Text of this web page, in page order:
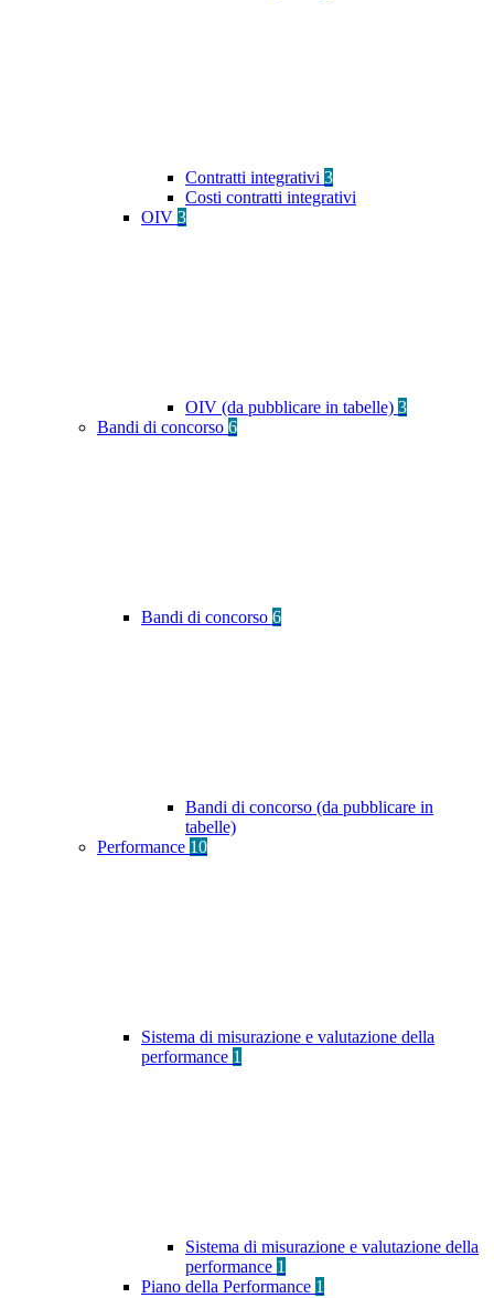
Contratti integrativi 3
Costi contratti integrativi
OIV 3
OIV (da pubblicare in tabelle) 3
Bandi di concorso 6
Bandi di concorso 6
Bandi di concorso (da pubblicare in
tabelle)
Performance 10
Sistema di misurazione e valutazione della
performance 1
Sistema di misurazione e valutazione della
performance 1
Piano della Performance 1